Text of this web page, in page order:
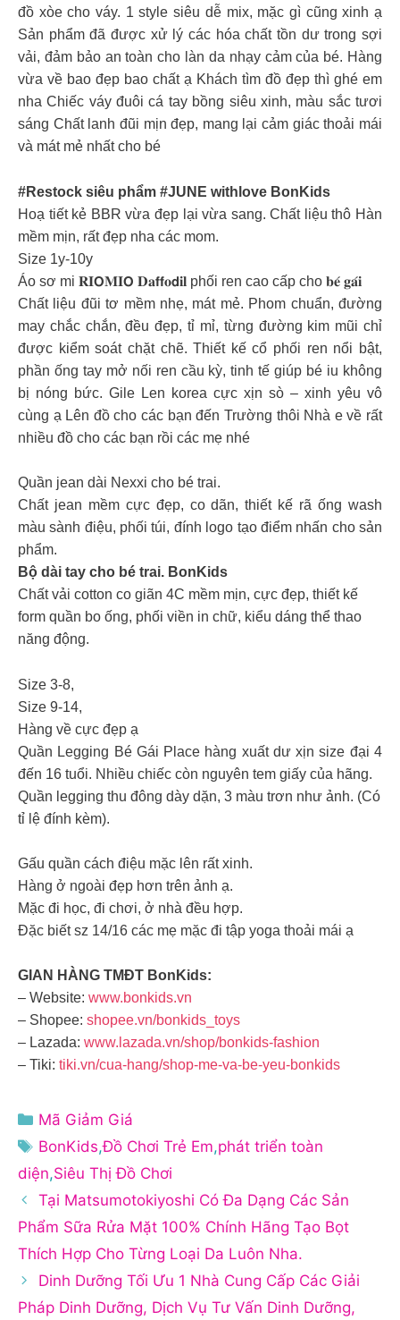
đồ xòe cho váy. 1 style siêu dễ mix, mặc gì cũng xinh ạ
Sản phẩm đã được xử lý các hóa chất tồn dư trong sợi
vải, đảm bảo an toàn cho làn da nhạy cảm của bé. Hàng
vừa về bao đẹp bao chất ạ Khách tìm đồ đẹp thì ghé em
nha Chiếc váy đuôi cá tay bồng siêu xinh, màu sắc tươi
sáng Chất lanh đũi mịn đẹp, mang lại cảm giác thoải mái
và mát mẻ nhất cho bé
#Restock siêu phẩm #JUNE withlove BonKids
Hoạ tiết kẻ BBR vừa đẹp lại vừa sang. Chất liệu thô Hàn
mềm mịn, rất đẹp nha các mom.
Size 1y-10y
Áo sơ mi 𝐑𝐈𝗢𝐌𝐈𝗢 𝐃𝐚𝗳𝗳𝐨𝗱𝐢𝐥 phối ren cao cấp cho 𝐛𝐞́ 𝐠𝐚́𝐢
Chất liệu đũi tơ mềm nhẹ, mát mẻ. Phom chuẩn, đường
may chắc chắn, đều đẹp, tỉ mỉ, từng đường kim mũi chỉ
được kiểm soát chặt chẽ. Thiết kế cổ phối ren nổi bật,
phần ống tay mở nối ren cầu kỳ, tinh tế giúp bé iu không
bị nóng bức. Gile Len korea cực xịn sò – xinh yêu vô
cùng ạ Lên đồ cho các bạn đến Trường thôi Nhà e về rất
nhiều đồ cho các bạn rồi các mẹ nhé
Quần jean dài Nexxi cho bé trai.
Chất jean mềm cực đẹp, co dãn, thiết kế rã ống wash
màu sành điệu, phối túi, đính logo tạo điểm nhấn cho sản
phẩm.
Bộ dài tay cho bé trai. BonKids
Chất vải cotton co giãn 4C mềm mịn, cực đẹp, thiết kế
form quần bo ống, phối viền in chữ, kiểu dáng thể thao
năng động.
Size 3-8,
Size 9-14,
Hàng về cực đẹp ạ
Quần Legging Bé Gái Place hàng xuất dư xịn size đại 4
đến 16 tuổi. Nhiều chiếc còn nguyên tem giấy của hãng.
Quần legging thu đông dày dặn, 3 màu trơn như ảnh. (Có
tỉ lệ đính kèm).
Gấu quần cách điệu mặc lên rất xinh.
Hàng ở ngoài đẹp hơn trên ảnh ạ.
Mặc đi học, đi chơi, ở nhà đều hợp.
Đặc biết sz 14/16 các mẹ mặc đi tập yoga thoải mái ạ
GIAN HÀNG TMĐT BonKids:
– Website: www.bonkids.vn
– Shopee: shopee.vn/bonkids_toys
– Lazada: www.lazada.vn/shop/bonkids-fashion
– Tiki: tiki.vn/cua-hang/shop-me-va-be-yeu-bonkids
Danh
mục
Mã Giảm Giá
Thẻ
BonKids,Đồ Chơi Trẻ Em,phát triển toàn
diện,Siêu Thị Đồ Chơi
Tại Matsumotokiyoshi Có Đa Dạng Các Sản
Phẩm Sữa Rửa Mặt 100% Chính Hãng Tạo Bọt
Thích Hợp Cho Từng Loại Da Luôn Nha.
Dinh Dưỡng Tối Ưu 1 Nhà Cung Cấp Các Giải
Pháp Dinh Dưỡng, Dịch Vụ Tư Vấn Dinh Dưỡng,